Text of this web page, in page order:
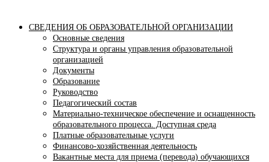
СВЕДЕНИЯ ОБ ОБРАЗОВАТЕЛЬНОЙ ОРГАНИЗАЦИИ
Основные сведения
Структура и органы управления образовательной
организацией
Документы
Образование
Руководство
Педагогический состав
Материально-техническое обеспечение и оснащенность
образовательного процесса. Доступная среда
Платные образовательные услуги
Финансово-хозяйственная деятельность
Вакантные места для приема (перевода) обучающихся